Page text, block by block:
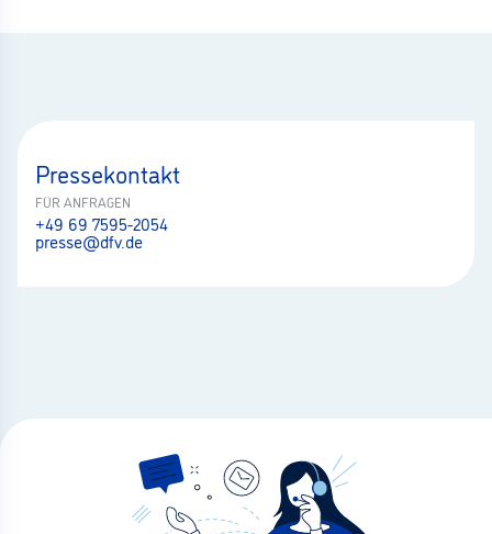
Pressekontakt
FÜR ANFRAGEN
+49 69 7595-2054
presse@dfv.de